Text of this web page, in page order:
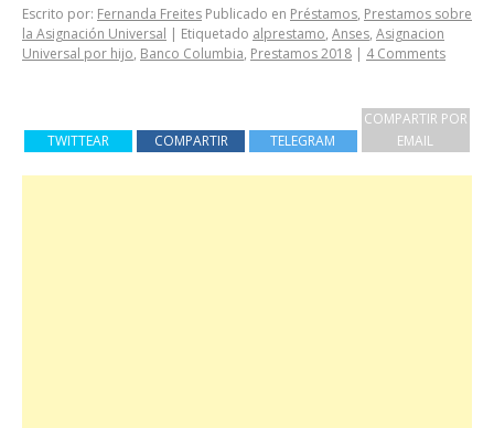
Escrito por: Fernanda Freites Publicado en Préstamos, Prestamos sobre
la Asignación Universal | Etiquetado alprestamo, Anses, Asignacion
Universal por hijo, Banco Columbia, Prestamos 2018 | 4 Comments
TWITTEAR COMPARTIR TELEGRAM
COMPARTIR POR
EMAIL